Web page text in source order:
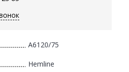
A6120/75
Hemline